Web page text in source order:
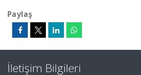
Paylaş
İletişim Bilgileri